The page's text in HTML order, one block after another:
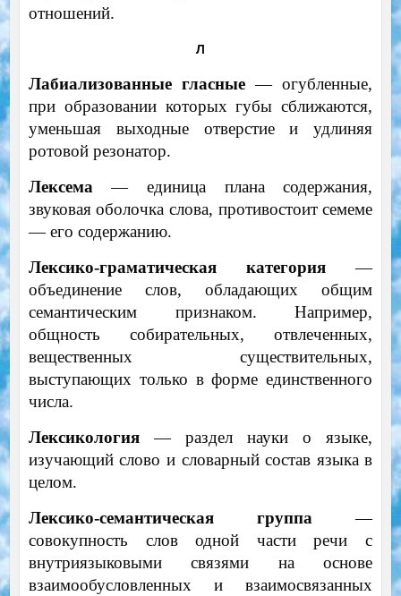
отношений.
Л
Лабиализованные гласные— огубленные,
при образовании которых губы сближаются,
уменьшая выходные отверстие и удлиняя
ротовой резонатор.
Лексема — единица плана содержания,
звуковая оболочка слова, противостоит семеме
— его содержанию.
Лексико-граматическая категория —
объединение слов, обладающих общим
семантическим признаком. Например,
общность собирательных, отвлеченных,
вещественных существительных,
выступающих только в форме единственного
числа.
Лексикология— раздел науки о языке,
изучающий слово и словарный состав языка в
целом.
Лексико-семантическая группа —
совокупность слов одной части речи с
внутриязыковыми связями на основе
взаимообусловленных и взаимосвязанных